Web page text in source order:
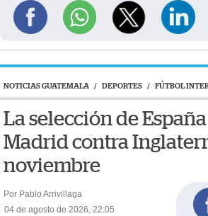
NOTICIAS GUATEMALA / DEPORTES / FÚTBOL
La selección de
Madrid contra
noviembre
Por Pablo Arrivillaga
04 de agosto de 2026, 22:05